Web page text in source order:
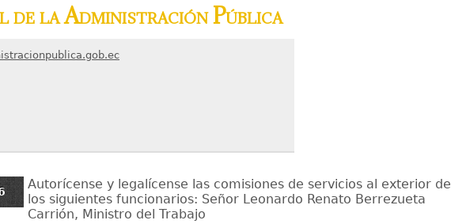
de la Administración Pública
Autorícense y legalícense las comisiones de servicios al exterior de
los siguientes funcionarios: Señor Leonardo Renato Berrezueta
Carrión, Ministro del Trabajo